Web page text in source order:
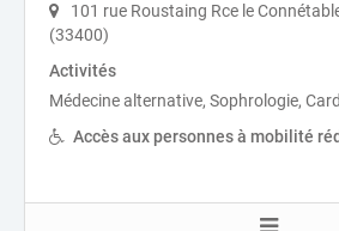
101 rue Roustaing Rce le
(33400)
Activités
Médecine alternative, Sophrologie,
Accès aux personnes à mobilité